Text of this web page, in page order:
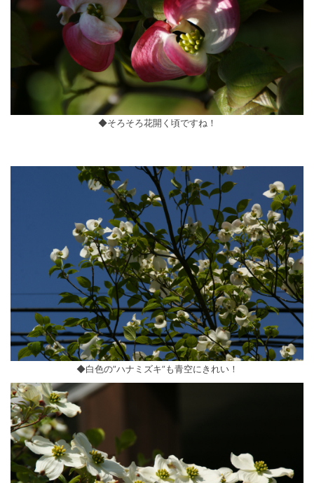
◆そろそろ花開く頃ですね！
◆白色の”ハナミズキ”も青空にきれい！